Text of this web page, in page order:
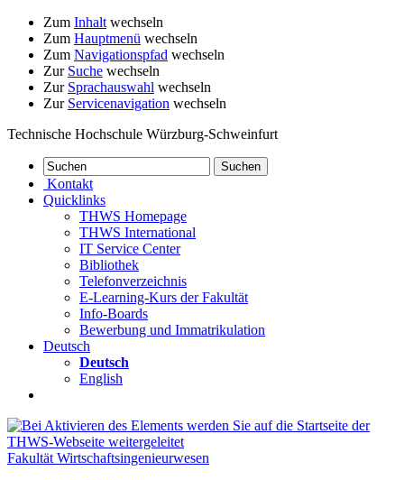
Zum Inhalt wechseln
Zum Hauptmenü wechseln
Zum Navigationspfad wechseln
Zur Suche wechseln
Zur Sprachauswahl wechseln
Zur Servicenavigation wechseln
Technische Hochschule Würzburg-Schweinfurt
Kontakt
Quicklinks
THWS Homepage
THWS International
IT Service Center
Bibliothek
Telefonverzeichnis
E-Learning-Kurs der Fakultät
Info-Boards
Bewerbung und Immatrikulation
Deutsch
Deutsch
English
Fakultät Wirtschaftsingenieurwesen